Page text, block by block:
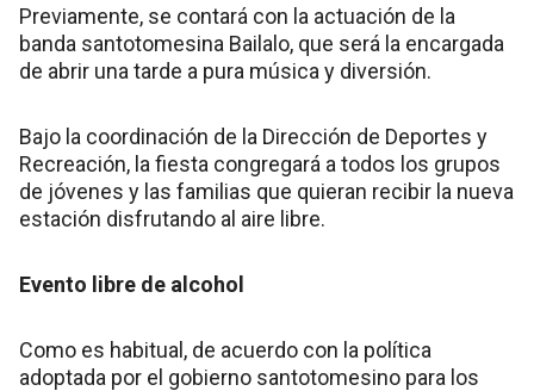
Previamente, se contará con la actuación de la
banda santotomesina Bailalo, que será la encargada
de abrir una tarde a pura música y diversión.
Bajo la coordinación de la Dirección de Deportes y
Recreación, la fiesta congregará a todos los grupos
de jóvenes y las familias que quieran recibir la nueva
estación disfrutando al aire libre.
Evento libre de alcohol
Como es habitual, de acuerdo con la política
adoptada por el gobierno santotomesino para los